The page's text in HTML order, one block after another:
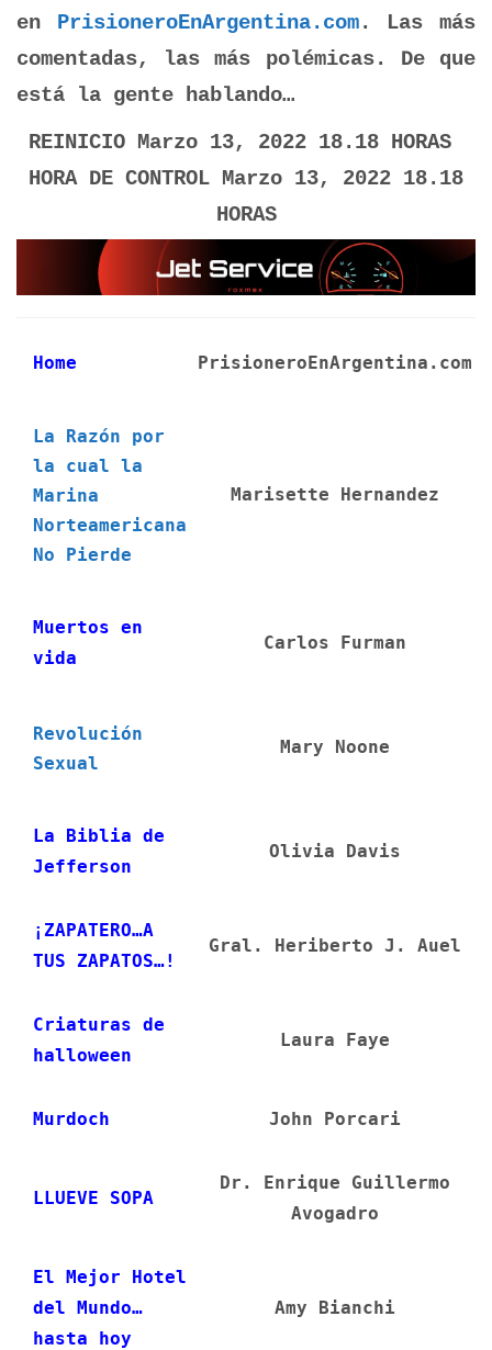
en PrisioneroEnArgentina.com. Las más
comentadas, las más polémicas. De que
está la gente hablando…
REINICIO Marzo 13, 2022 18.18 HORAS
HORA DE CONTROL Marzo 13, 2022 18.18
HORAS
Home PrisioneroEnArgentina.com
La Razón por
la cual la
Marina
Norteamericana
No Pierde
Marisette Hernandez
Muertos en
vida
Carlos Furman
Revolución
Sexual
Mary Noone
La Biblia de
Jefferson
Olivia Davis
¡ZAPATERO…A
TUS ZAPATOS…!
Gral. Heriberto J. Auel
Criaturas de
halloween
Laura Faye
Murdoch John Porcari
LLUEVE SOPA
Dr. Enrique Guillermo
Avogadro
El Mejor Hotel
del Mundo…
hasta hoy
Amy Bianchi